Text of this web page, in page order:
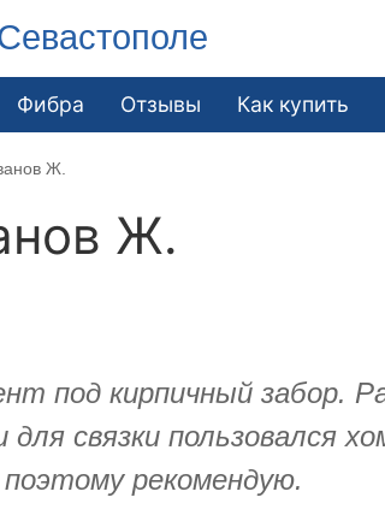
Фибра Отзывы Как купить
Ж.
Ж.
под кирпичный забор.
для связки пользовался
рекомендую.